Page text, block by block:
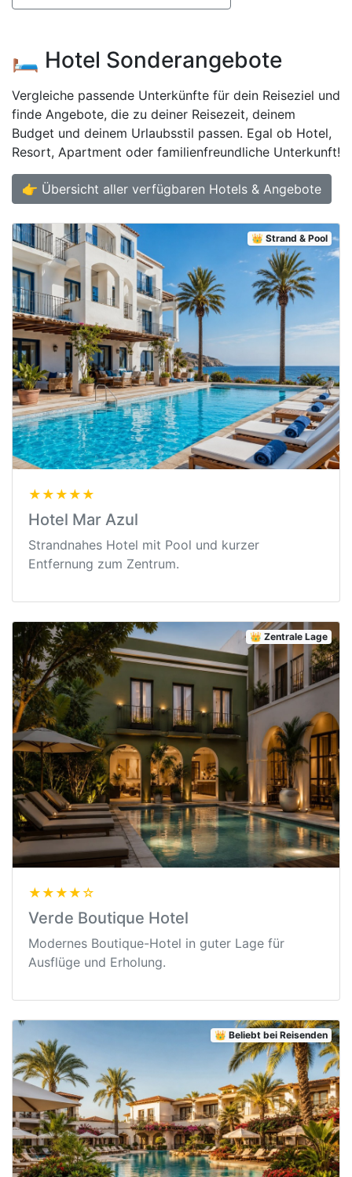
🛏️ Hotel Sonderangebote
Vergleiche passende Unterkünfte für dein Reiseziel und
finde Angebote, die zu deiner Reisezeit, deinem
Budget und deinem Urlaubsstil passen. Egal ob Hotel,
Resort, Apartment oder familienfreundliche Unterkunft!
👉 Übersicht aller verfügbaren Hotels & Angebote
👑 Strand & Pool
★★★★★
Hotel Mar Azul
Strandnahes Hotel mit Pool und kurzer
Entfernung zum Zentrum.
👑 Zentrale Lage
★★★★☆
Verde Boutique Hotel
Modernes Boutique-Hotel in guter Lage für
Ausflüge und Erholung.
👑 Beliebt bei Reisenden